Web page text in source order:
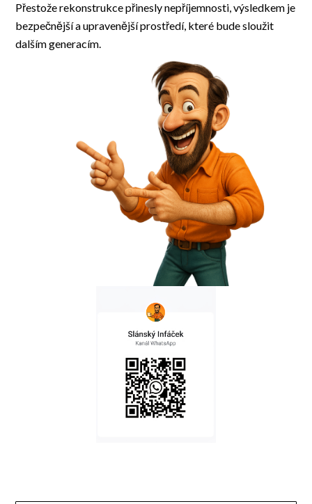
Přestože rekonstrukce přinesly nepříjemnosti, výsledkem je
bezpečnější a upravenější prostředí, které bude sloužit
dalším generacím.